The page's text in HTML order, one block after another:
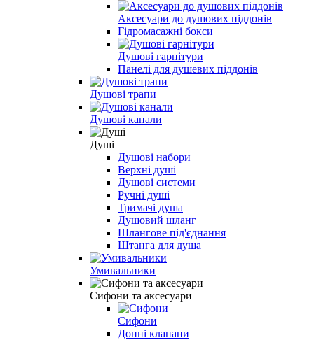
Аксесуари до душових піддонів
Гідромасажні бокси
Душові гарнітури
Панелі для душевих піддонів
Душові трапи
Душові канали
Душі
Душові набори
Верхні душі
Душові системи
Ручні душі
Тримачі душа
Душовий шланг
Шлангове під'єднання
Штанга для душа
Умивальники
Сифони та аксесуари
Сифони
Донні клапани